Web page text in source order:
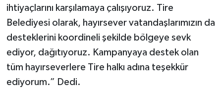
ihtiyaçlarını karşılamaya çalışıyoruz. Tire
Belediyesi olarak, hayırsever vatandaşlarımızın da
desteklerini koordineli şekilde bölgeye sevk
ediyor, dağıtıyoruz. Kampanyaya destek olan
tüm hayırseverlere Tire halkı adına teşekkür
ediyorum.” Dedi.